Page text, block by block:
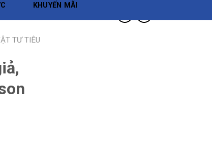
KHUYẾN MÃI
TƯ TIÊU